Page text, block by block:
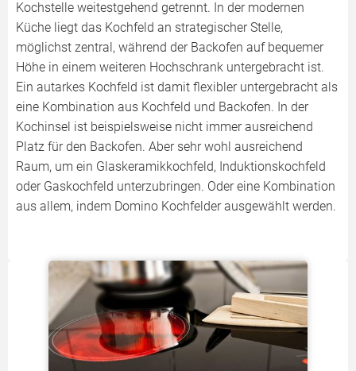
Kochstelle weitestgehend getrennt. In der modernen
Küche liegt das Kochfeld an strategischer Stelle,
möglichst zentral, während der Backofen auf bequemer
Höhe in einem weiteren Hochschrank untergebracht ist.
Ein autarkes Kochfeld ist damit flexibler untergebracht als
eine Kombination aus Kochfeld und Backofen. In der
Kochinsel ist beispielsweise nicht immer ausreichend
Platz für den Backofen. Aber sehr wohl ausreichend
Raum, um ein Glaskeramikkochfeld, Induktionskochfeld
oder Gaskochfeld unterzubringen. Oder eine Kombination
aus allem, indem Domino Kochfelder ausgewählt werden.